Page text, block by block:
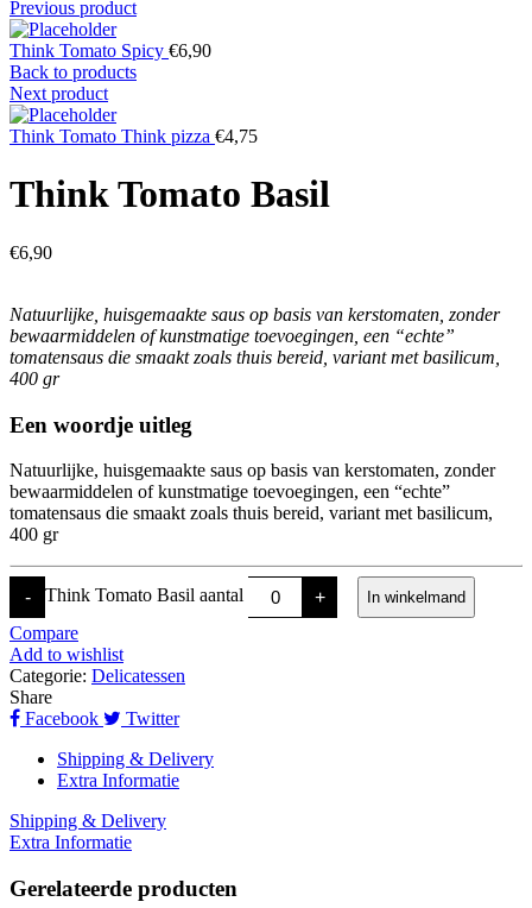
Previous product
Think Tomato Spicy €6,90
Back to products
Next product
Think Tomato Think pizza €4,75
Think Tomato Basil
€6,90
Natuurlijke, huisgemaakte saus op basis van kerstomaten, zonder
bewaarmiddelen of kunstmatige toevoegingen, een “echte”
tomatensaus die smaakt zoals thuis bereid, variant met basilicum,
400 gr
Een woordje uitleg
Natuurlijke, huisgemaakte saus op basis van kerstomaten, zonder
bewaarmiddelen of kunstmatige toevoegingen, een “echte”
tomatensaus die smaakt zoals thuis bereid, variant met basilicum,
400 gr
- Think Tomato Basil aantal + In winkelmand
Compare
Add to wishlist
Categorie: Delicatessen
Share
Facebook
Twitter
Shipping & Delivery
Extra Informatie
Shipping & Delivery
Extra Informatie
Gerelateerde producten